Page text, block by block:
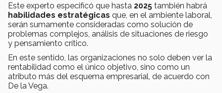
Este experto especificó que hasta 2025 también habrá
habilidades estratégicas que, en el ambiente laboral,
serán sumamente consideradas como solución de
problemas complejos, análisis de situaciones de riesgo
y pensamiento crítico.
En este sentido, las organizaciones no solo deben ver la
rentabilidad como el único objetivo, sino como un
atributo más del esquema empresarial, de acuerdo con
De la Vega.